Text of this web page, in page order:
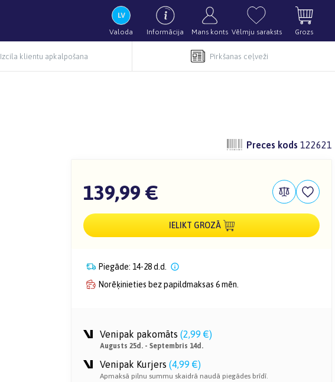
Valoda Informācija Mans konts Vēlmju saraksts Grozs
Izcila klientu apkalpošana Pirkšanas ceļveži
Preces kods 122621
139,99 €
IELIKT GROZĀ
Piegāde: 14-28 d.d.
Norēķinieties bez papildmaksas 6 mēn.
Venipak pakomāts (2,99 €)
Augusts 25d. - Septembris 14d.
Venipak Kurjers (4,99 €)
Apmaksā pilnu summu skaidrā naudā piegādes brīdī.